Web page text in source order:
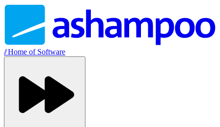
//Home of Software